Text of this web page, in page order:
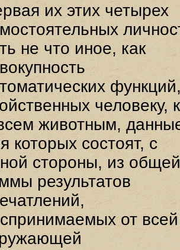
их этих четырех
не что иное, как
человеку,
животным,
которых состоят, с
стороны, из общей
результатов
от всей